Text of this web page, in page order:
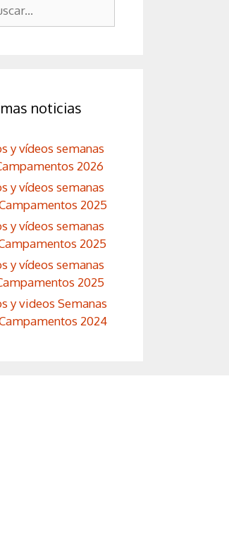
noticias
y vídeos semanas
2026
y vídeos semanas
2025
y vídeos semanas
2025
y vídeos semanas
2025
y videos Semanas
2024